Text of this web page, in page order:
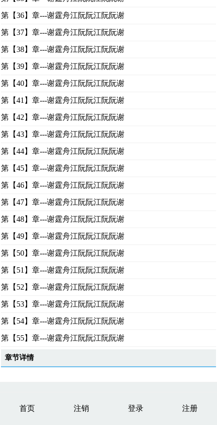
第【36】章---谢霆舟江阮阮江阮阮谢
第【37】章---谢霆舟江阮阮江阮阮谢
第【38】章---谢霆舟江阮阮江阮阮谢
第【39】章---谢霆舟江阮阮江阮阮谢
第【40】章---谢霆舟江阮阮江阮阮谢
第【41】章---谢霆舟江阮阮江阮阮谢
第【42】章---谢霆舟江阮阮江阮阮谢
第【43】章---谢霆舟江阮阮江阮阮谢
第【44】章---谢霆舟江阮阮江阮阮谢
第【45】章---谢霆舟江阮阮江阮阮谢
第【46】章---谢霆舟江阮阮江阮阮谢
第【47】章---谢霆舟江阮阮江阮阮谢
第【48】章---谢霆舟江阮阮江阮阮谢
第【49】章---谢霆舟江阮阮江阮阮谢
第【50】章---谢霆舟江阮阮江阮阮谢
第【51】章---谢霆舟江阮阮江阮阮谢
第【52】章---谢霆舟江阮阮江阮阮谢
第【53】章---谢霆舟江阮阮江阮阮谢
第【54】章---谢霆舟江阮阮江阮阮谢
第【55】章---谢霆舟江阮阮江阮阮谢
章节详情
首页 注销 登录 注册